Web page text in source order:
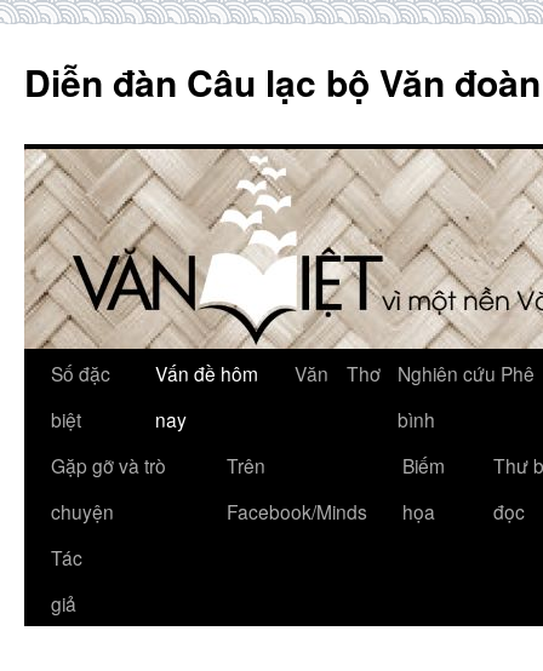
content
Diễn đàn Câu lạc bộ Văn
Số đặc
biệt
Vấn đề hôm
nay
Văn Thơ
Nghiên cứu Phê
bình
Gặp gỡ và trò
chuyện
Trên
Facebook/Minds
Biếm
họa
Thư
đọc
Tác
giả